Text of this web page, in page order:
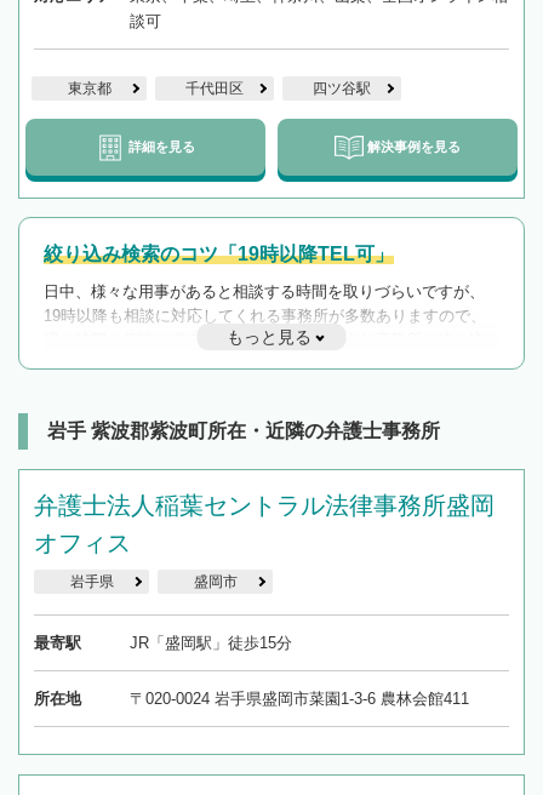
談可
東京都 千代田区 四ツ谷駅
詳細を見る 解決事例を見る
絞り込み検索のコツ「19時以降TEL可」
日中、様々な用事があると相談する時間を取りづらいですが、
19時以降も相談に対応してくれる事務所が多数ありますので、
遅い時間の相談が増えそうな場合はそのような事務所に絞り込
んで検索してみましょう。
を加えて再検索
もっと見る
岩手 紫波郡紫波町所在・近隣の弁護士事務所
弁護士法人稲葉セントラル法律事務所盛岡
オフィス
岩手県 盛岡市
最寄駅 JR「盛岡駅」徒歩15分
所在地 〒020-0024 岩手県盛岡市菜園1-3-6 農林会館411